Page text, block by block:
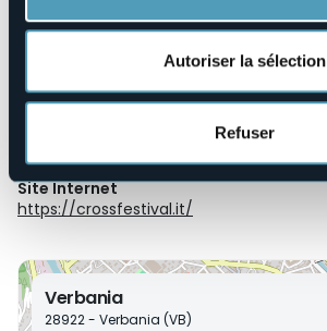
Autoriser la sélection
Refuser
Lieu de l'événement
Téléphone
+39 351 8081786
info@crossproject.it
Site Internet
https://crossfestival.it/
Verbania
28922 - Verbania (VB)